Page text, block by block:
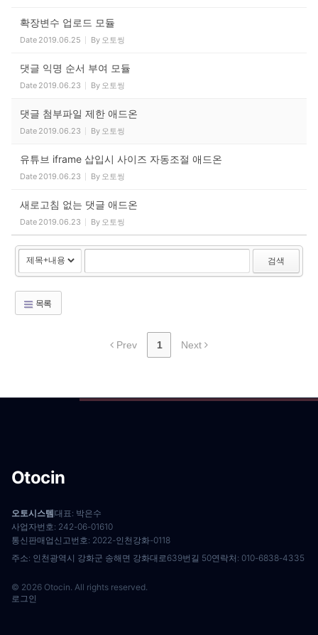
확장변수 업로드 모듈
Date 2019.06.25 By 오토씽
댓글 익명 순서 부여 모듈
Date 2019.06.23 By 오토씽
댓글 첨부파일 제한 애드온
Date 2019.06.23 By 오토씽
유튜브 iframe 삽입시 사이즈 자동조절 애드온
Date 2019.06.23 By 오토씽
새로고침 없는 댓글 애드온
Date 2019.06.23 By 오토씽
검색
목록
Prev 1 Next
Otocin
오토시스템대표: 박은수
사업자번호: 242-06-01610
통신판매업신고번호: 2022-인천강화-0118
주소: 인천광역시 강화군 송해면 강화대로639번길 50연락처: 010-6838-4335
© 2026 Otocin. All rights reserved.
로그인